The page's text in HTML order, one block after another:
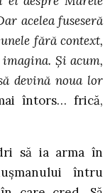
acelea fuseseră
fără context,
Și acum,
devină noua lor
întors… frică,
să ia arma în
întru